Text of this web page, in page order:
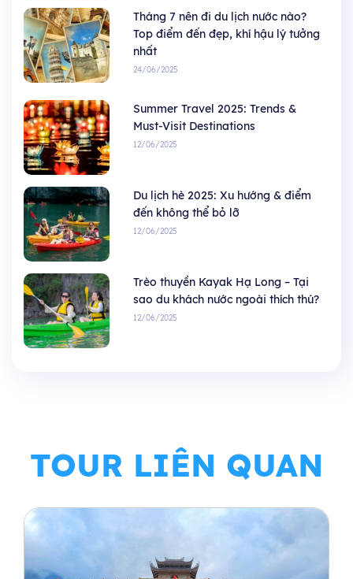
Tháng 7 nên đi du lịch nước nào?
Top điểm đến đẹp, khí hậu lý tưởng
nhất
24/06/2025
Summer Travel 2025: Trends &
Must-Visit Destinations
12/06/2025
Du lịch hè 2025: Xu hướng & điểm
đến không thể bỏ lỡ
12/06/2025
Trèo thuyền Kayak Hạ Long – Tại
sao du khách nước ngoài thích thú?
12/06/2025
TOUR LIÊN QUAN